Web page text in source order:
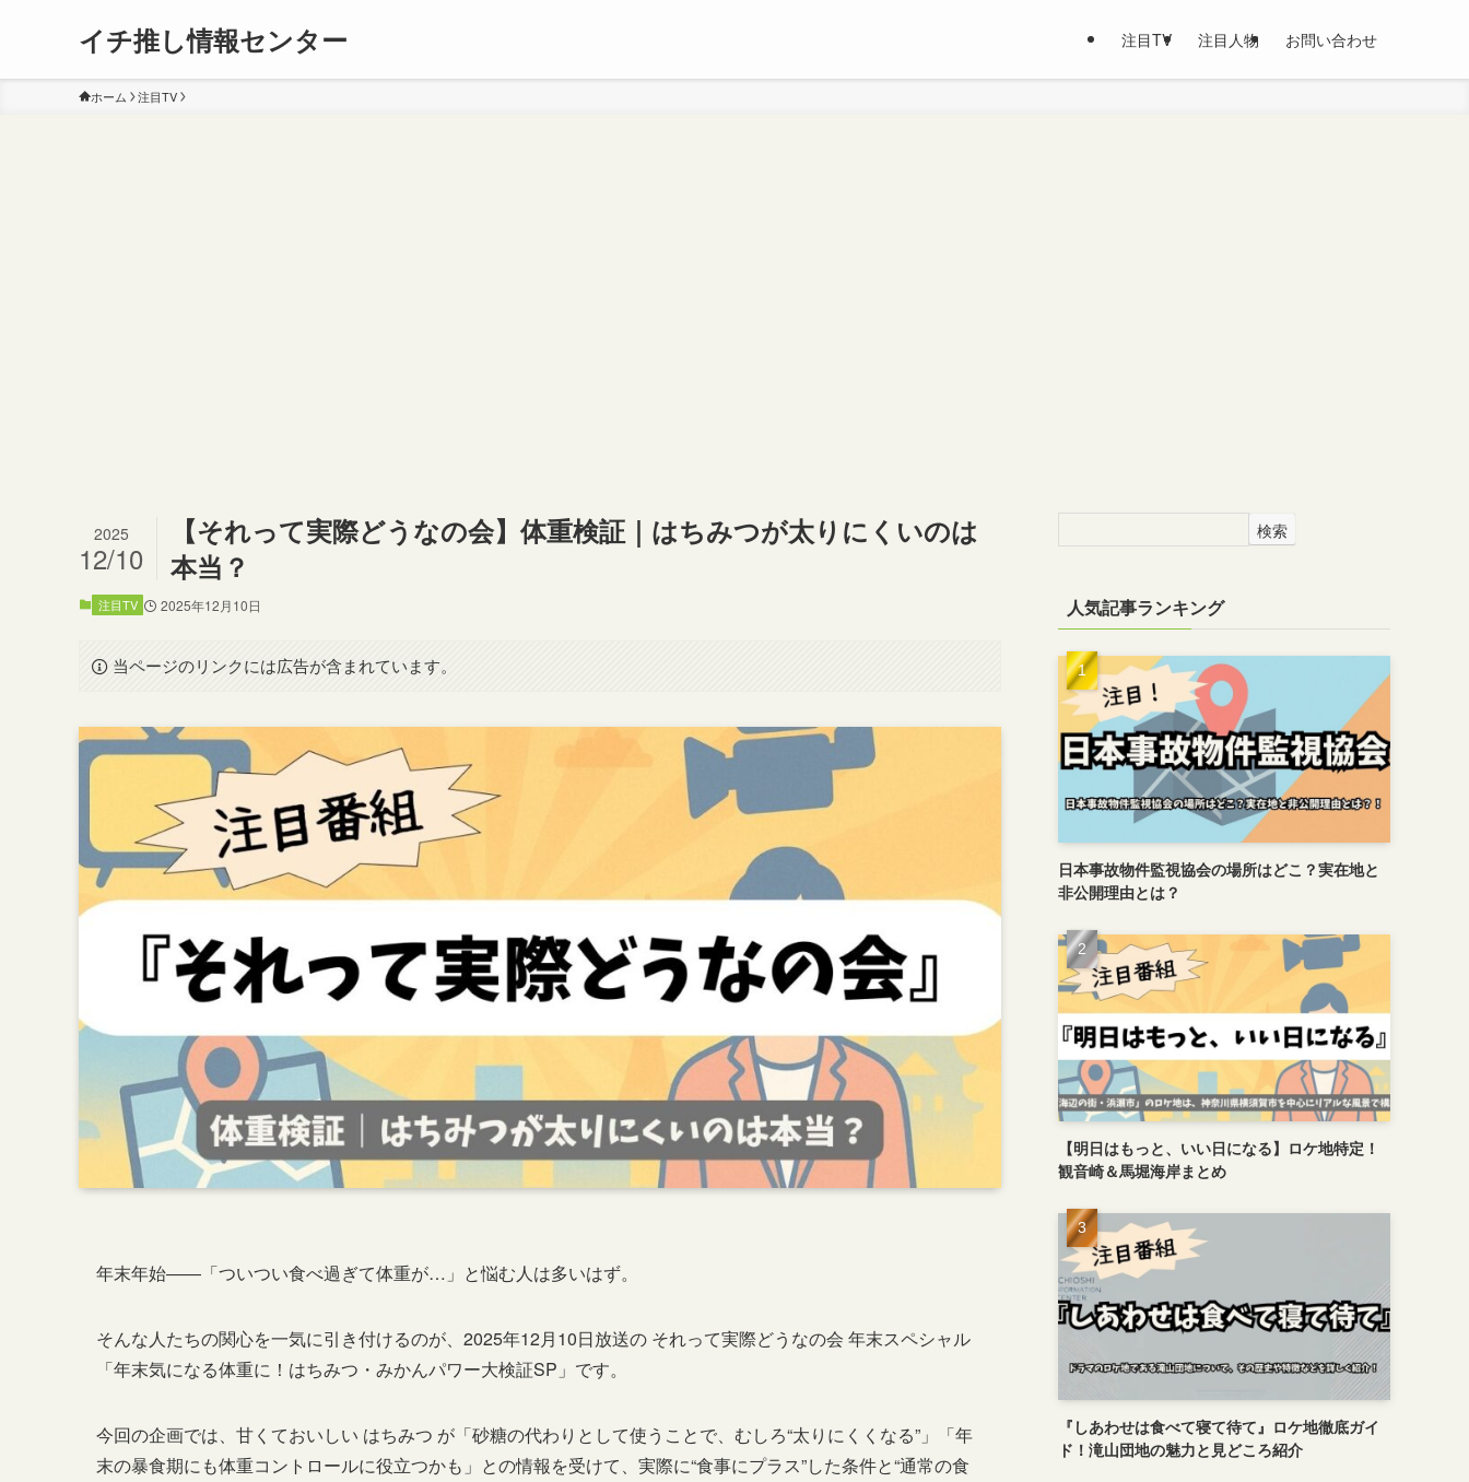
イチ推し情報センター 注目TV 注目人物 お問い合わせ
ホーム 注目TV
【それって実際どうなの会】体重検証｜はちみつが太りにくいのは
本当？
2025
12/10
注目TV 2025年12月10日
当ページのリンクには広告が含まれています。
年末年始――「ついつい食べ過ぎて体重が…」と悩む人は多いはず。
そんな人たちの関心を一気に引き付けるのが、2025年12月10日放送の それって実際どうなの会 年末スペシャル
「年末気になる体重に！はちみつ・みかんパワー大検証SP」です。
今回の企画では、甘くておいしい はちみつ が「砂糖の代わりとして使うことで、むしろ“太りにくくなる”」「年
末の暴食期にも体重コントロールに役立つかも」との情報を受けて、実際に“食事にプラス”した条件と“通常の食
検索
人気記事ランキング
日本事故物件監視協会の場所はどこ？実在地と
非公開理由とは？
【明日はもっと、いい日になる】ロケ地特定！
観音崎＆馬堀海岸まとめ
『しあわせは食べて寝て待て』ロケ地徹底ガイ
ド！滝山団地の魅力と見どころ紹介